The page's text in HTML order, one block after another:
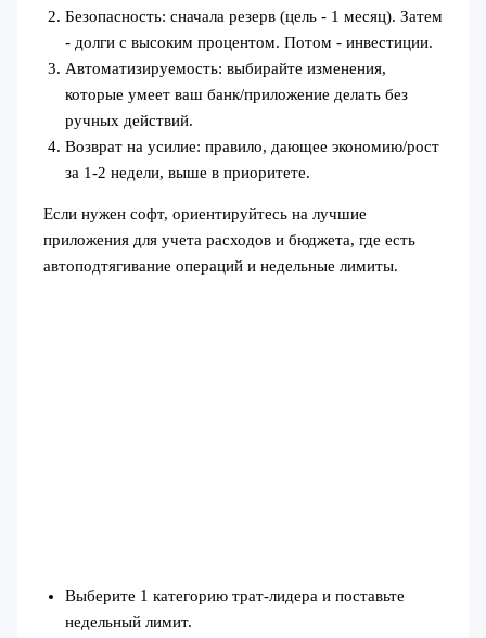
Безопасность: сначала резерв (цель - 1 месяц). Затем
- долги с высоким процентом. Потом - инвестиции.
Автоматизируемость: выбирайте изменения,
которые умеет ваш банк/приложение делать без
ручных действий.
Возврат на усилие: правило, дающее экономию/рост
за 1-2 недели, выше в приоритете.
Если нужен софт, ориентируйтесь на лучшие
приложения для учета расходов и бюджета, где есть
автоподтягивание операций и недельные лимиты.
Выберите 1 категорию трат‑лидера и поставьте
недельный лимит.